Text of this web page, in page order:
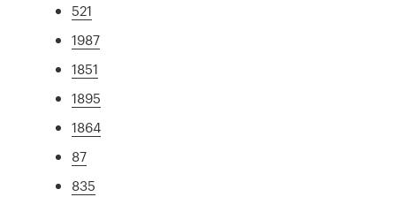
521
1987
1851
1895
1864
87
835